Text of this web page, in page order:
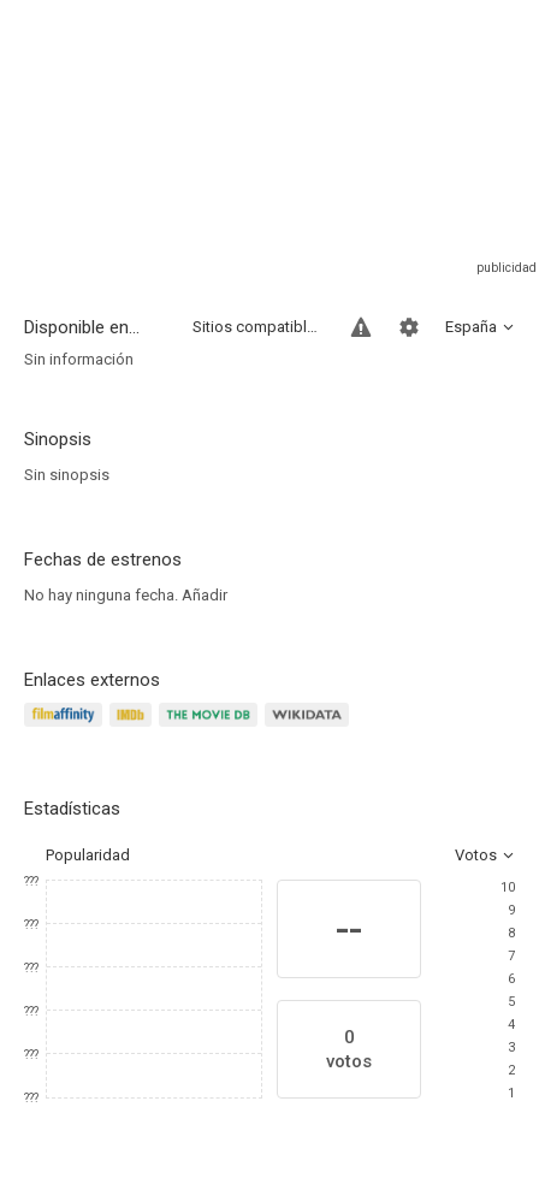
Disponible en... España
Sitios compatibles
Sin información
Sinopsis
Sin sinopsis
Fechas de estrenos
No hay ninguna fecha. Añadir
Enlaces externos
Estadísticas
Popularidad Votos
???
???
???
???
???
???
--
0
votos
10
9
8
7
6
5
4
3
2
1